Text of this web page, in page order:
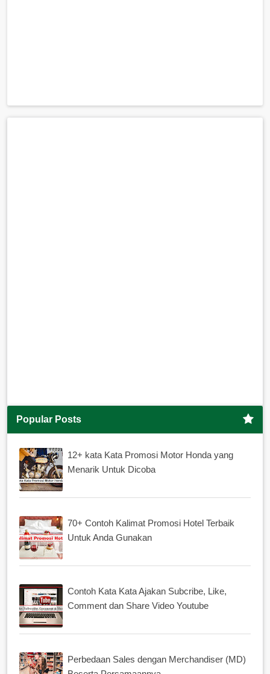
Popular Posts
12+ kata Kata Promosi Motor Honda yang
Menarik Untuk Dicoba
70+ Contoh Kalimat Promosi Hotel Terbaik
Untuk Anda Gunakan
Contoh Kata Kata Ajakan Subcribe, Like,
Comment dan Share Video Youtube
Perbedaan Sales dengan Merchandiser (MD)